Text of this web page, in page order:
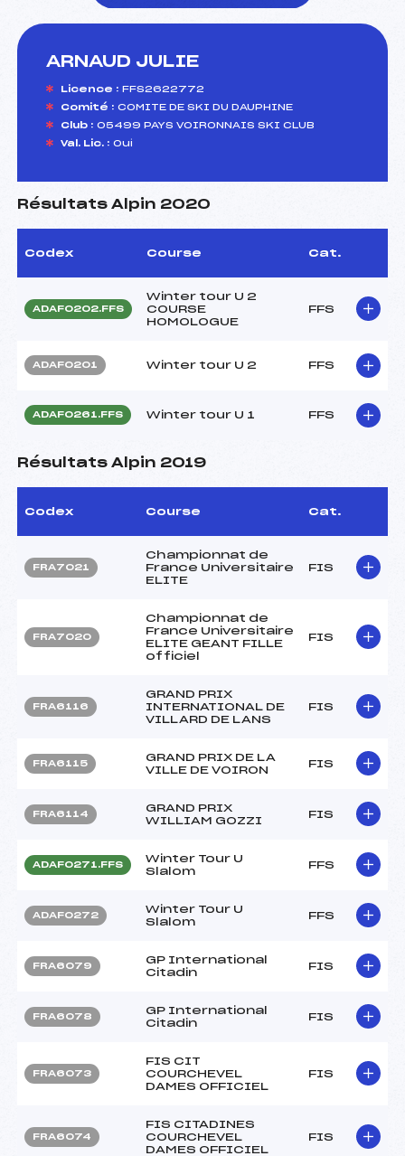
ARNAUD JULIE
Licence : FFS2622772
Comité : COMITE DE SKI DU DAUPHINE
Club : 05499 PAYS VOIRONNAIS SKI CLUB
Val. Lic. : Oui
Résultats Alpin 2020
Codex Course Cat.
ADAF0202.FFS
Winter tour U 2
COURSE
HOMOLOGUE
FFS
ADAF0201 Winter tour U 2 FFS
ADAF0261.FFS Winter tour U 1 FFS
Résultats Alpin 2019
Codex Course Cat.
FRA7021
Championnat de
France Universitaire
ELITE
FIS
FRA7020
Championnat de
France Universitaire
ELITE GEANT FILLE
officiel
FIS
FRA6116
GRAND PRIX
INTERNATIONAL DE
VILLARD DE LANS
FIS
FRA6115
GRAND PRIX DE LA
VILLE DE VOIRON
FIS
FRA6114
GRAND PRIX
WILLIAM GOZZI
FIS
ADAF0271.FFS
Winter Tour U
Slalom
FFS
ADAF0272
Winter Tour U
Slalom
FFS
FRA6079
GP International
Citadin
FIS
FRA6078
GP International
Citadin
FIS
FRA6073
FIS CIT
COURCHEVEL
DAMES OFFICIEL
FIS
FRA6074
FIS CITADINES
COURCHEVEL
DAMES OFFICIEL
FIS